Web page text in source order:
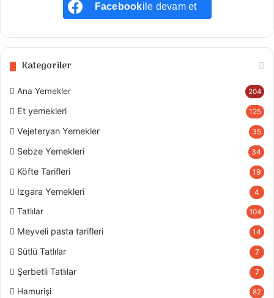
Facebookile devam et
Kategoriler
Ana Yemekler 204
Et yemekleri 125
Vejeteryan Yemekler 35
Sebze Yemekleri 34
Köfte Tarifleri 19
Izgara Yemekleri 4
Tatlılar 104
Meyveli pasta tarifleri 14
Sütlü Tatlılar 7
Şerbetli Tatlılar 7
Hamurişi 82